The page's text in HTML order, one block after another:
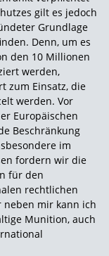
gilt es jedoch
Grundlage
Denn, um es
den 10 Millionen
werden,
zum Einsatz, die
werden. Vor
Europäischen
Beschränkung
im
fordern wir die
für den
rechtlichen
neben mir kann ich
Munition, auch